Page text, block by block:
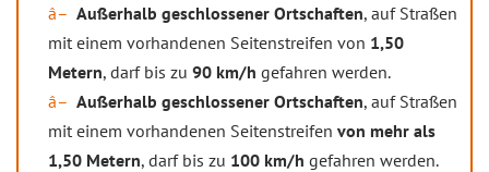
Außerhalb geschlossener Ortschaften, auf Straßen
mit einem vorhandenen Seitenstreifen von 1,50
Metern, darf bis zu 90 km/h gefahren werden.
Außerhalb geschlossener Ortschaften, auf Straßen
mit einem vorhandenen Seitenstreifen von mehr als
1,50 Metern, darf bis zu 100 km/h gefahren werden.